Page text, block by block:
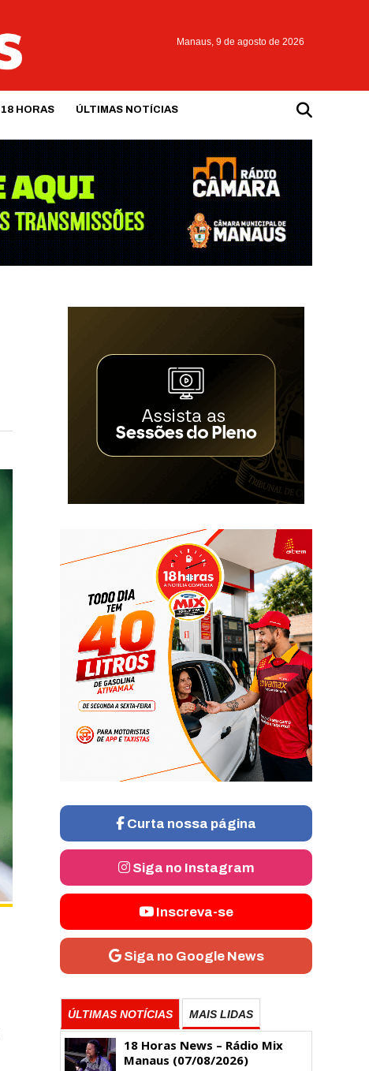
Manaus, 9 de agosto de 2026
18 HORAS ÚLTIMAS NOTÍCIAS
Curta nossa página
Siga no Instagram
Inscreva-se
Siga no Google News
ÚLTIMAS NOTÍCIAS MAIS LIDAS
18 Horas News​​​​​​​​​​​​ – Rádio Mix
Manaus (07/08/2026)